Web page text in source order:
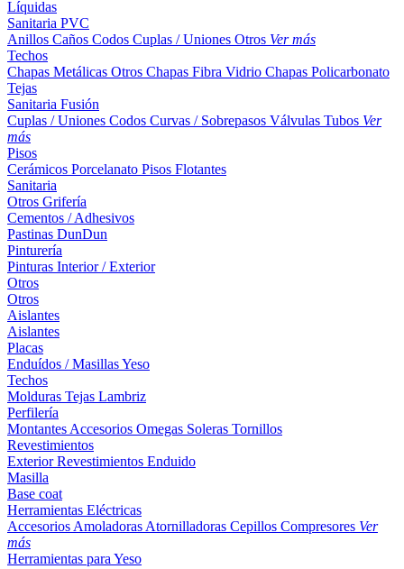
Líquidas
Sanitaria PVC
Anillos Caños Codos Cuplas / Uniones Otros Ver más
Techos
Chapas Metálicas Otros Chapas Fibra Vidrio Chapas Policarbonato
Tejas
Sanitaria Fusión
Cuplas / Uniones Codos Curvas / Sobrepasos Válvulas Tubos Ver
más
Pisos
Cerámicos Porcelanato Pisos Flotantes
Sanitaria
Otros Grifería
Cementos / Adhesivos
Pastinas DunDun
Pinturería
Pinturas Interior / Exterior
Otros
Otros
Aislantes
Aislantes
Placas
Enduídos / MasillasYeso
Techos
Molduras Tejas Lambriz
Perfilería
Montantes Accesorios Omegas Soleras Tornillos
Revestimientos
ExteriorRevestimientos Enduido
Masilla
Base coat
Herramientas Eléctricas
Accesorios Amoladoras Atornilladoras Cepillos Compresores Ver
más
Herramientas para Yeso